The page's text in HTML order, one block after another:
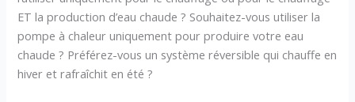
ET la production d’eau chaude ? Souhaitez-vous utiliser la
pompe à chaleur uniquement pour produire votre eau
chaude ? Préférez-vous un système réversible qui chauffe en
hiver et rafraîchit en été ?